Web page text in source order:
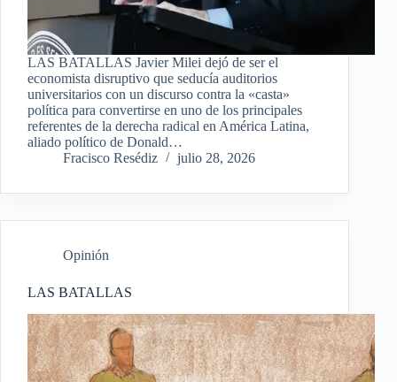
LAS BATALLAS Javier Milei dejó de ser el
economista disruptivo que seducía auditorios
universitarios con un discurso contra la «casta»
política para convertirse en uno de los principales
referentes de la derecha radical en América Latina,
aliado político de Donald…
Fracisco Resédiz
julio 28, 2026
Opinión
LAS BATALLAS